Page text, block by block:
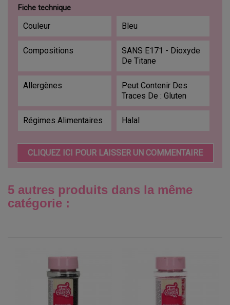
Fiche technique
Couleur Bleu
Compositions
SANS E171 - Dioxyde
De Titane
Allergènes
Peut Contenir Des
Traces De : Gluten
Régimes Alimentaires Halal
CLIQUEZ ICI POUR LAISSER UN COMMENTAIRE
5 autres produits dans la même
catégorie :